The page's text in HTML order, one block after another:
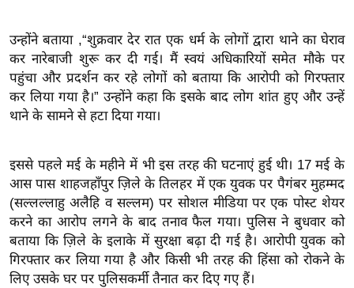
मि
सा
ल
श
त
यं
ग
इं
डि
या
उन्होंने बताया ,“शुक्रवार देर रात एक धर्म के लोगों द्वारा थाने का घेराव
कर नारेबाजी शुरू कर दी गई। मैं स्वयं अधिकारियों समेत मौके पर
पहुंचा और प्रदर्शन कर रहे लोगों को बताया कि आरोपी को गिरफ्तार
कर लिया गया है।” उन्होंने कहा कि इसके बाद लोग शांत हुए और उन्हें
थाने के सामने से हटा दिया गया।
इससे पहले मई के महीने में भी इस तरह की घटनाएं हुई थी। 17 मई के
आस पास शाहजहाँपुर ज़िले के तिलहर में एक युवक पर पैगंबर मुहम्मद
(सल्लल्लाहु अलैहि व सल्लम) पर सोशल मीडिया पर एक पोस्ट शेयर
करने का आरोप लगने के बाद तनाव फैल गया। पुलिस ने बुधवार को
बताया कि ज़िले के इलाके में सुरक्षा बढ़ा दी गई है। आरोपी युवक को
गिरफ्तार कर लिया गया है और किसी भी तरह की हिंसा को रोकने के
लिए उसके घर पर पुलिसकर्मी तैनात कर दिए गए हैं।